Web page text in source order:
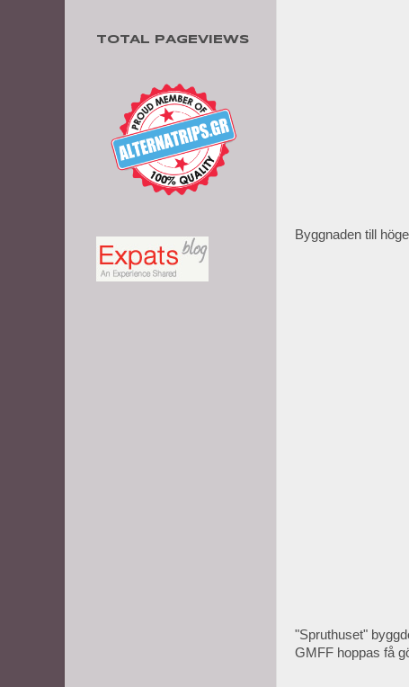
Byggnaden till
"Spruthuset"
GMFF hoppas få
TOTAL PAGEVIEWS